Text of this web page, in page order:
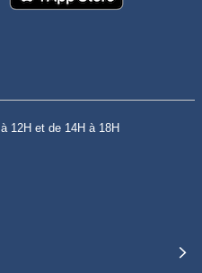
12H et de 14H à 18H